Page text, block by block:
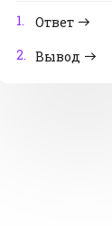
1.
Ответ
2. Вывод